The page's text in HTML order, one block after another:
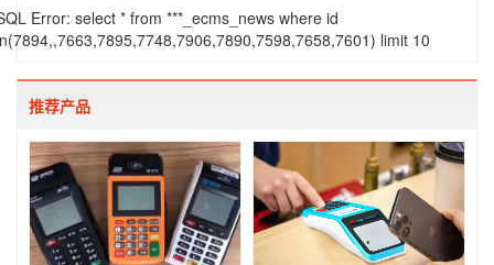
Error: select * from ***_ecms_news where id
limit 10
推荐产品